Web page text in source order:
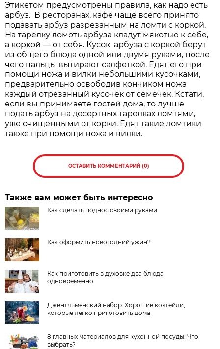
Этикетом предусмотрены правила, как надо есть
арбуз. В ресторанах, кафе чаще всего принято
подавать арбуз разрезанным на ломти с коркой.
На тарелку ломоть арбуза кладут мякотью к себе,
а коркой — от себя. Кусок арбуза с коркой берут
из общего блюда одной или двумя руками, после
чего пальцы вытирают салфеткой. Едят его при
помощи ножа и вилки небольшими кусочками,
предварительно освободив кончиком ножа
каждый отрезанный кусочек от семечек. Кстати,
если вы принимаете гостей дома, то лучше
подать арбуз на десертных тарелках ломтями,
уже очищенными от корки. Едят такие ломтики
также при помощи ножа и вилки.
ОСТАВИТЬ КОММЕНТАРИЙ (0)
Также вам может быть интересно
Как сделать поднос своими руками
Как оформить новогодний ужин?
Как приготовить в духовке два блюда
одновременно
Джентльменский набор. Хорошие коктейли,
которые легко приготовить дома
8 главных материалов для кухонной посуды. Что
выбрать?